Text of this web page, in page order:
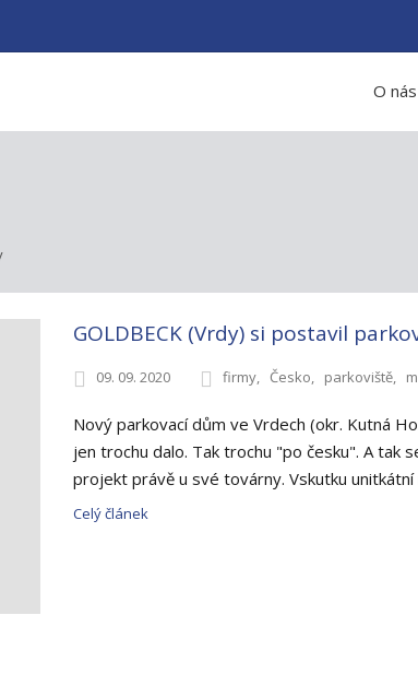
O nás
GOLDBECK (Vrdy) si postavil
09. 09. 2020 firmy Česko parkoviště
Nový parkovací dům ve Vrdech (okr. Kutná
jen trochu dalo. Tak trochu "po česku". A
projekt právě u své továrny. Vskutku
Celý článek